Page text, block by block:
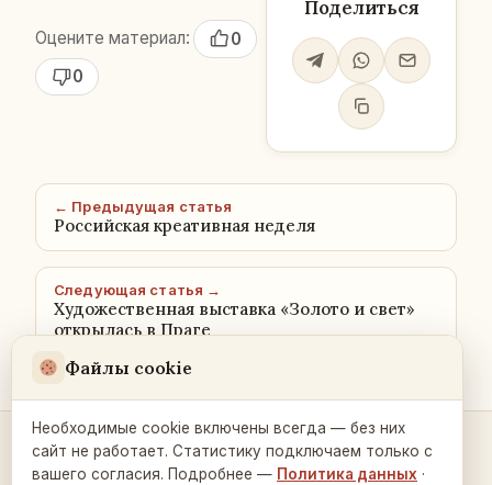
Оцените материал:
0
0
Поделиться
← Предыдущая статья
Российская креативная неделя
Следующая статья →
Художественная выставка «Золото и свет»
открылась в Праге
Контакты и связь →
Файлы cookie
Необходимые cookie включены всегда — без них
сайт не работает. Статистику подключаем только с
вашего согласия. Подробнее — Политика данных ·